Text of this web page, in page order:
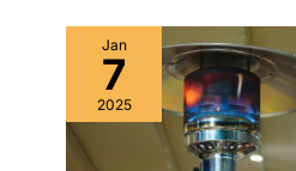
Jan
7
2025